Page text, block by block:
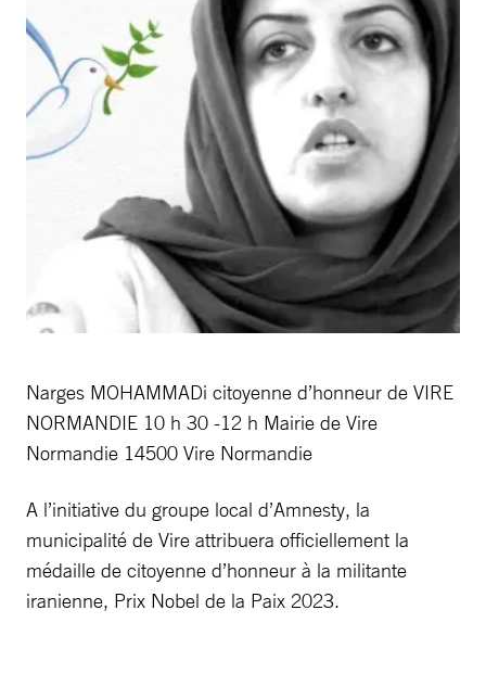
Narges MOHAMMADi citoyenne d’honneur de VIRE
NORMANDIE 10 h 30 -12 h Mairie de Vire
Normandie 14500 Vire Normandie
A l’initiative du groupe local d’Amnesty, la
municipalité de Vire attribuera officiellement la
médaille de citoyenne d’honneur à la militante
iranienne, Prix Nobel de la Paix 2023.